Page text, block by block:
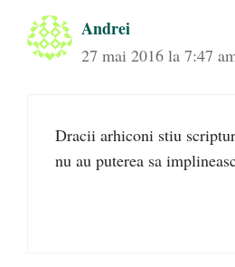
Andrei
27 mai 2016 la 7:47
Dracii arhiconi stiu
nu au puterea sa